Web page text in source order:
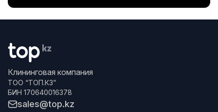
Клининговая компания
ТОО “ТОП.КЗ”
БИН 170640016378
sales@top.kz